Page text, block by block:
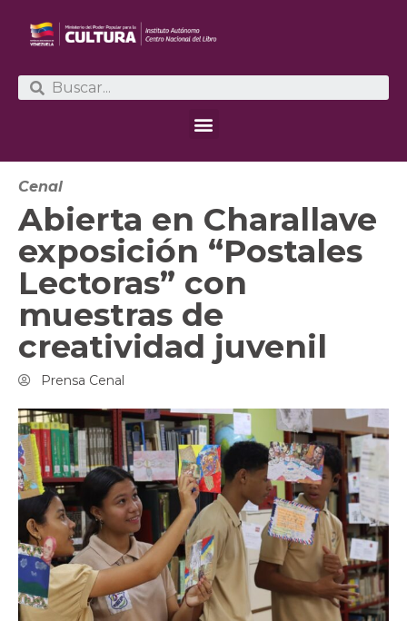
Cenal
Abierta en Charallave
exposición “Postales
Lectoras” con
muestras de
creatividad juvenil
Prensa Cenal